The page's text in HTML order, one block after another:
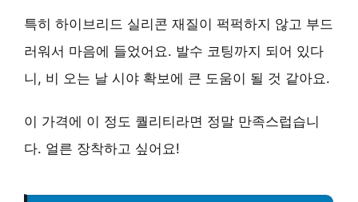
특히 하이브리드 실리콘 재질이 퍽퍽하지 않고 부드
러워서 마음에 들었어요. 발수 코팅까지 되어 있다
니, 비 오는 날 시야 확보에 큰 도움이 될 것 같아요.
이 가격에 이 정도 퀄리티라면 정말 만족스럽습니
다. 얼른 장착하고 싶어요!